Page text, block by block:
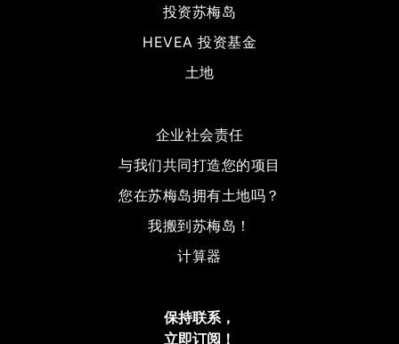
投资苏梅岛
HEVEA 投资基金
土地
企业社会责任
与我们共同打造您的项目
您在苏梅岛拥有土地吗？
我搬到苏梅岛！
计算器
保持联系，
立即订阅！